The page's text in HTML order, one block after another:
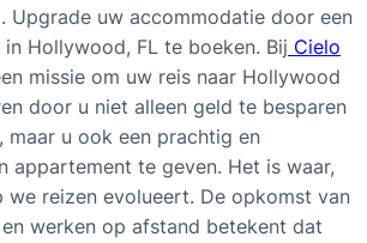
Upgrade uw accommodatie door een
Hollywood, FL te boeken. Bij Cielo
missie om uw reis naar Hollywood
door u niet alleen geld te besparen
maar u ook een prachtig en
appartement te geven. Het is waar,
we reizen evolueert. De opkomst van
werken op afstand betekent dat